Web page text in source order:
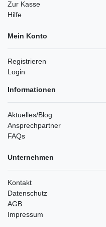
Zur Kasse
Hilfe
Mein Konto
Registrieren
Login
Informationen
Aktuelles/Blog
Ansprechpartner
FAQs
Unternehmen
Kontakt
Datenschutz
AGB
Impressum